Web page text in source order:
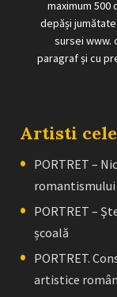
maximum
depăși
sursei www.
paragraf și cu
Artisti
PORTRET –
romantismului
PORTRET –
școală
PORTRET.
artistice